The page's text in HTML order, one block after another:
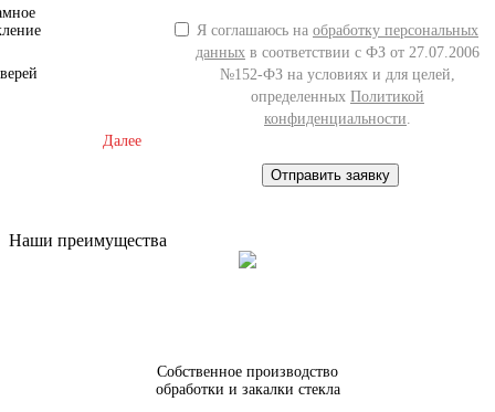
Далее
Я соглашаюсь на обработку персональных
данных в соответствии с ФЗ от 27.07.2006
№152-ФЗ на условиях и для целей,
определенных Политикой
конфиденциальности
Отправить заявку
Наши преимущества
Собственное производство
обработки и закалки стекла